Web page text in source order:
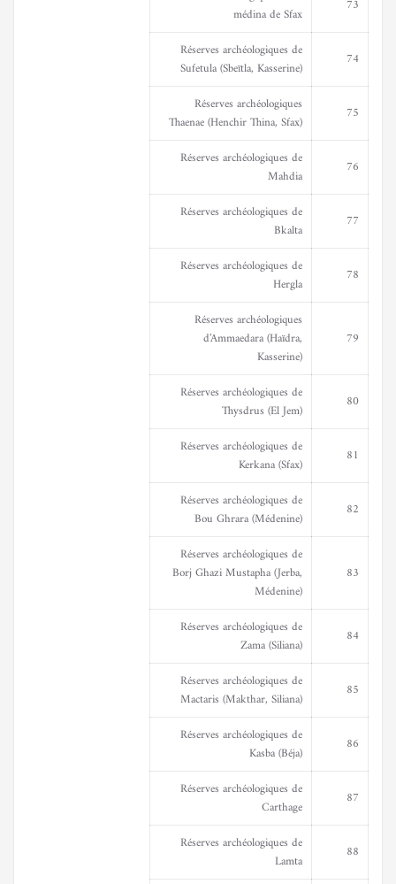
73
médina de Sfax
74
Réserves archéologiques de
Sufetula (Sbeïtla, Kasserine)
75
Réserves archéologiques
Thaenae (Henchir Thina, Sfax)
76
Réserves archéologiques de
Mahdia
77
Réserves archéologiques de
Bkalta
78
Réserves archéologiques de
Hergla
79
Réserves archéologiques
d’Ammaedara (Haïdra,
Kasserine)
80
Réserves archéologiques de
Thysdrus (El Jem)
81
Réserves archéologiques de
Kerkana (Sfax)
82
Réserves archéologiques de
Bou Ghrara (Médenine)
83
Réserves archéologiques de
Borj Ghazi Mustapha (Jerba,
Médenine)
84
Réserves archéologiques de
Zama (Siliana)
85
Réserves archéologiques de
Mactaris (Makthar, Siliana)
86
Réserves archéologiques de
Kasba (Béja)
87
Réserves archéologiques de
Carthage
88
Réserves archéologiques de
Lamta